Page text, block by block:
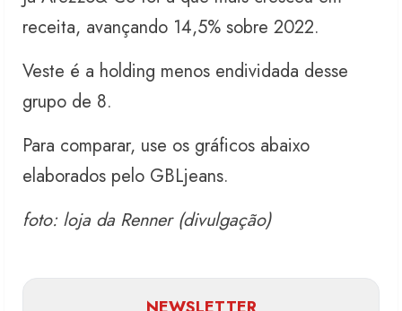
receita, avançando 14,5% sobre 2022.
Veste é a holding menos endividada desse
grupo de 8.
Para comparar, use os gráficos abaixo
elaborados pelo GBLjeans.
foto: loja da Renner (divulgação)